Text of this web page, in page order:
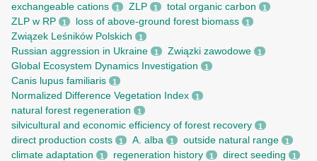
exchangeable cations 1 ZLP 1 total organic carbon 1
ZLP w RP 1 loss of above-ground forest biomass 1
Związek Leśników Polskich 1
Russian aggression in Ukraine 1 Związki zawodowe 1
Global Ecosystem Dynamics Investigation 1
Canis lupus familiaris 1
Normalized Difference Vegetation Index 1
natural forest regeneration 1
silvicultural and economic efficiency of forest recovery 1
direct production costs 1 A. alba 1 outside natural range 1
climate adaptation 1 regeneration history 1 direct seeding 1